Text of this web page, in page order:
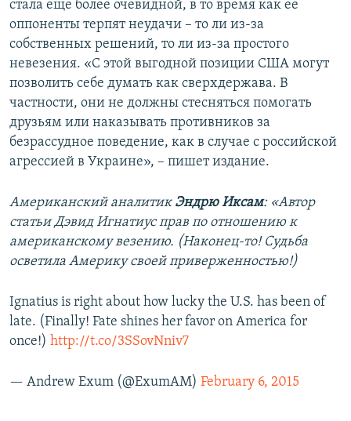
стала еще более очевидной, в то время как ее
оппоненты терпят неудачи – то ли из-за
собственных решений, то ли из-за простого
невезения. «С этой выгодной позиции США могут
позволить себе думать как сверхдержава. В
частности, они не должны стесняться помогать
друзьям или наказывать противников за
безрассудное поведение, как в случае с российской
агрессией в Украине», – пишет издание.
Американский аналитик Эндрю Иксам: «Автор
статьи Дэвид Игнатиус прав по отношению к
американскому везению. (Наконец-то! Судьба
осветила Америку своей приверженностью!)
Ignatius is right about how lucky the U.S. has been of
late. (Finally! Fate shines her favor on America for
once!) http://t.co/3SSovNniv7
— Andrew Exum (@ExumAM) February 6, 2015